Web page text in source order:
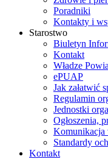
Poradniki
Kontakty i
Starostwo
Biuletyn
Kontakt
Władze
ePUAP
Jak załatwić
Regulamin
Jednostki
Ogłoszenia,
Standardy
Kontakt